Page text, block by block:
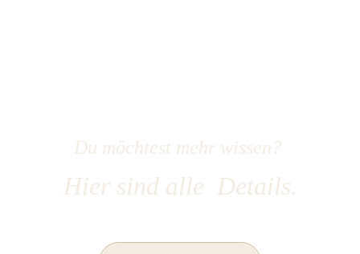
Du möchtest mehr wissen?
Hier sind alle  Details.